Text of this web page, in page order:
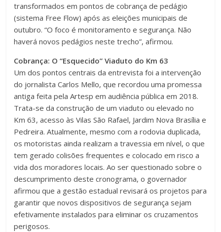
transformados em pontos de cobrança de pedágio
(sistema Free Flow) após as eleições municipais de
outubro. “O foco é monitoramento e segurança. Não
haverá novos pedágios neste trecho”, afirmou.
Cobrança: O “Esquecido” Viaduto do Km 63
Um dos pontos centrais da entrevista foi a intervenção
do jornalista Carlos Mello, que recordou uma promessa
antiga feita pela Artesp em audiência pública em 2018.
Trata-se da construção de um viaduto ou elevado no
Km 63, acesso às Vilas São Rafael, Jardim Nova Brasília e
Pedreira. Atualmente, mesmo com a rodovia duplicada,
os motoristas ainda realizam a travessia em nível, o que
tem gerado colisões frequentes e colocado em risco a
vida dos moradores locais. Ao ser questionado sobre o
descumprimento deste cronograma, o governador
afirmou que a gestão estadual revisará os projetos para
garantir que novos dispositivos de segurança sejam
efetivamente instalados para eliminar os cruzamentos
perigosos.